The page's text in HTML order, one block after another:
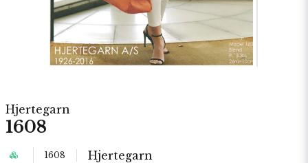
Hjertegarn
1608
1608 Hjertegarn